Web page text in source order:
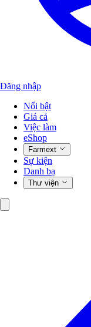
Đăng nhập
Nổi bật
Giá cả
Việc làm
eShop
Farmext
Sự kiện
Danh bạ
Thư viện